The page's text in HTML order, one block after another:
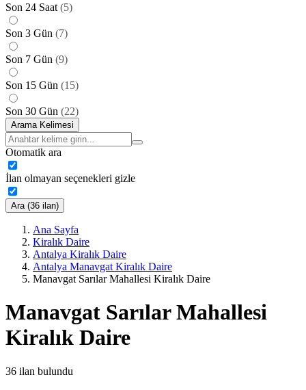
Son 24 Saat (5)
Son 3 Gün (7)
Son 7 Gün (9)
Son 15 Gün (15)
Son 30 Gün (22)
Arama Kelimesi
Otomatik ara
İlan olmayan seçenekleri gizle
Ara (36 ilan)
Ana Sayfa
Kiralık Daire
Antalya Kiralık Daire
Antalya Manavgat Kiralık Daire
Manavgat Sarılar Mahallesi Kiralık Daire
Manavgat Sarılar Mahallesi
Kiralık Daire
36 ilan bulundu